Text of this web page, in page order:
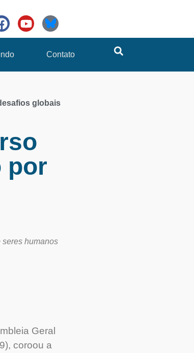
Contato
globais
por
humanos
Geral
coroou a